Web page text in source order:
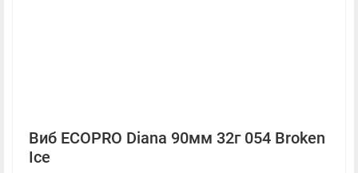
Виб ECOPRO Diana 90мм 32г 054 Broken
Ice